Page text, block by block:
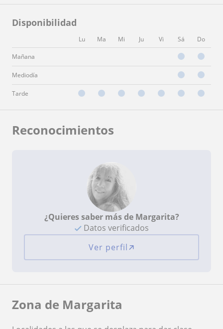
Disponibilidad
Lu Ma Mi Ju Vi Sá Do
Mañana
Mediodía
Tarde
Reconocimientos
¿Quieres saber más de Margarita?
Datos verificados
Ver perfil
Zona de Margarita